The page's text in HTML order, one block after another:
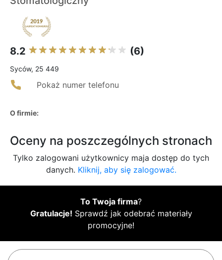
8.2 (6)
Syców, 25 449
Pokaż numer telefonu
O firmie:
Oceny na poszczególnych stronach
Tylko zalogowani użytkownicy maja dostęp do tych
danych. Kliknij, aby się zalogować.
To Twoja firma?
Gratulacje! Sprawdź jak odebrać materiały
promocyjne!